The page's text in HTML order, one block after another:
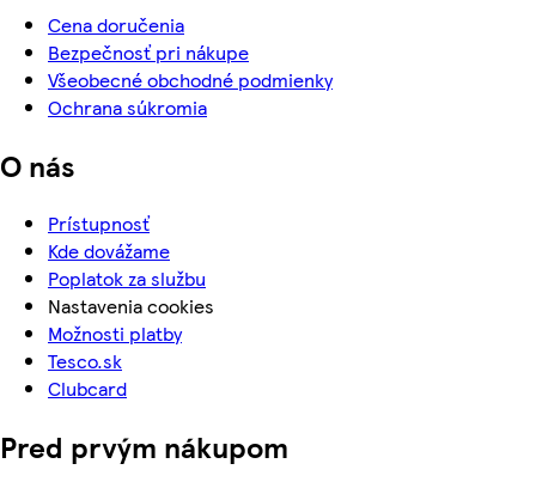
Cena doručenia
Bezpečnosť pri nákupe
Všeobecné obchodné podmienky
Ochrana súkromia
O nás
Prístupnosť
Kde dovážame
Poplatok za službu
Nastavenia cookies
Možnosti platby
Tesco.sk
Clubcard
Pred prvým nákupom